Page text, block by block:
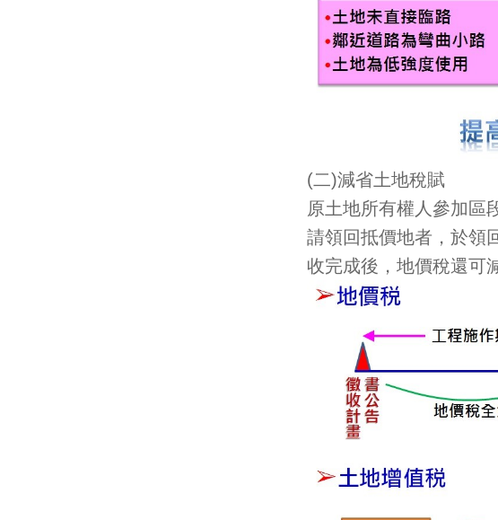
(二)減省土地稅賦
原土地所有權人參加區
請領回抵價地者，於領
收完成後，地價稅還可